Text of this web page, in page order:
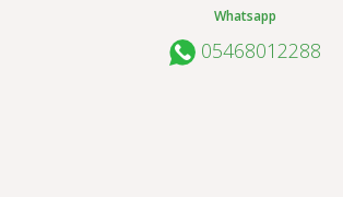
Whatsapp
05468012288